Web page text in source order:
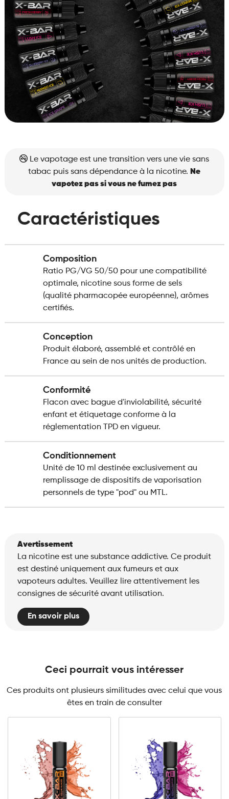
Le vapotage est une transition vers une vie sans
tabac puis sans dépendance à la nicotine. Ne
vapotez pas si vous ne fumez pas
Caractéristiques
Composition
Ratio PG/VG 50/50 pour une compatibilité
optimale, nicotine sous forme de sels
(qualité pharmacopée européenne), arômes
certifiés.
Conception
Produit élaboré, assemblé et contrôlé en
France au sein de nos unités de production.
Conformité
Flacon avec bague d'inviolabilité, sécurité
enfant et étiquetage conforme à la
réglementation TPD en vigueur.
Conditionnement
Unité de 10 ml destinée exclusivement au
remplissage de dispositifs de vaporisation
personnels de type "pod" ou MTL.
Avertissement
La nicotine est une substance addictive. Ce produit
est destiné uniquement aux fumeurs et aux
vapoteurs adultes. Veuillez lire attentivement les
consignes de sécurité avant utilisation.
En savoir plus
Ceci pourrait vous intéresser
Ces produits ont plusieurs similitudes avec celui que vous
êtes en train de consulter
3mg Classic
6mg Classic
3mg Classic
6mg Classic